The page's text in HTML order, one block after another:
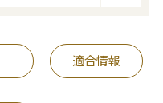
適合情報